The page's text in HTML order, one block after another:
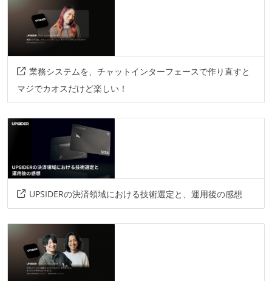
業務システムを、チャットインターフェースで作り直すと
マジでカオスだけど楽しい！
UPSIDERの決済領域における技術選定と、運用後の感想